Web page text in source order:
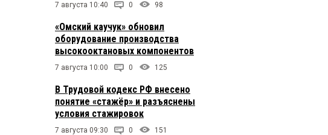
7 августа 10:40 0 98
«Омский каучук» обновил
оборудование производства
высокооктановых компонентов
7 августа 10:00 0 125
В Трудовой кодекс РФ внесено
понятие «стажёр» и разъяснены
условия стажировок
7 августа 09:30 0 151